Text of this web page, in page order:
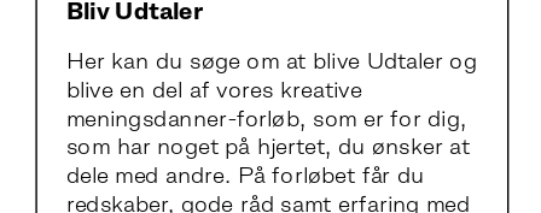
Bliv Udtaler
Her kan du søge om at blive Udtaler og
blive en del af vores kreative
meningsdanner-forløb, som er for dig,
som har noget på hjertet, du ønsker at
dele med andre. På forløbet får du
redskaber, gode råd samt erfaring med